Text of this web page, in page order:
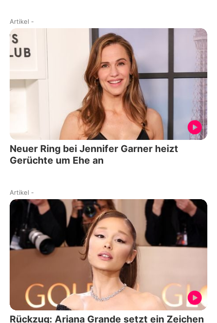
Artikel -
Neuer Ring bei Jennifer Garner heizt
Gerüchte um Ehe an
Artikel -
Rückzug: Ariana Grande setzt ein Zeichen